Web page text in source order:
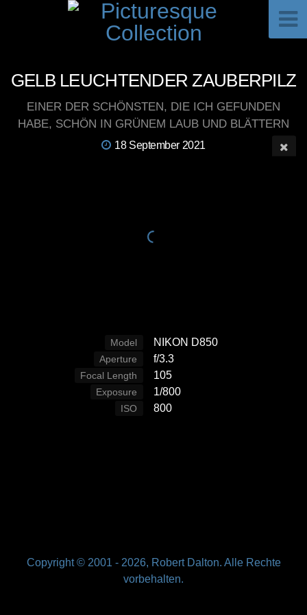
GELB LEUCHTENDER ZAUBERPILZ
EINER DER SCHÖNSTEN, DIE ICH GEFUNDEN
HABE, SCHÖN IN GRÜNEM LAUB UND BLÄTTERN
18 September 2021
Model NIKON D850
Aperture f/3.3
Focal Length 105
Exposure 1/800
ISO 800
Copyright © 2001 - 2026, Robert Dalton. Alle Rechte
vorbehalten.